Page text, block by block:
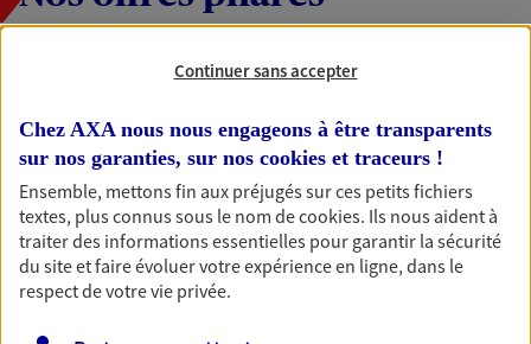
Réalisez vos projets grâce à votre épargne : achat
immobilier, études des enfants ou voyage autour
du monde… Épargnez à votre rythme et
simplement, selon votre profil.
Retraite
Continuer sans accepter
Chez AXA nous nous engageons à être transparents
sur nos garanties, sur nos cookies et traceurs !
Ensemble, mettons fin aux préjugés sur ces petits fichiers
textes, plus connus sous le nom decookies. Ils nous aident à
traiter des informations essentielles pour garantir la sécurité
du site et faire évoluer votre expérience en ligne, dans le
respect de votre vie privée.